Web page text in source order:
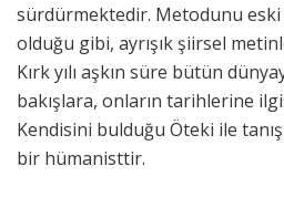
sürdürmektedir. Metodunu eski
olduğu gibi, ayrışık şiirsel
Kırk yılı aşkın süre bütün
bakışlara, onların tarihlerine
Kendisini bulduğu Öteki ile
bir hümanisttir.